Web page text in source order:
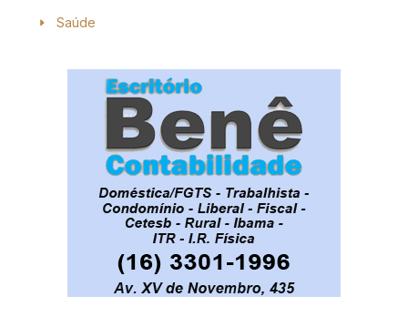
Saúde